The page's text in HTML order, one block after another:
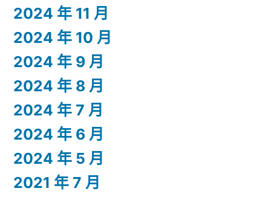
2024 年 11 月
2024 年 10 月
2024 年 9 月
2024 年 8 月
2024 年 7 月
2024 年 6 月
2024 年 5 月
2021 年 7 月